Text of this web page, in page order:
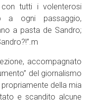
tutti i volenterosi
a ogni passaggio,
a pasta de Sandro;
accompagnato
del giornalismo
propriamente della mia
e scandito alcune